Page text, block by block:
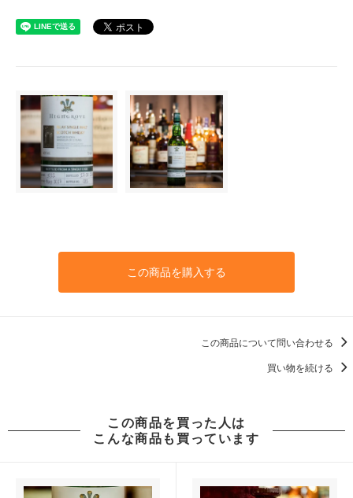
この商品を購入する
この商品について問い合わせる
買い物を続ける
この商品を買った人は
こんな商品も買っています